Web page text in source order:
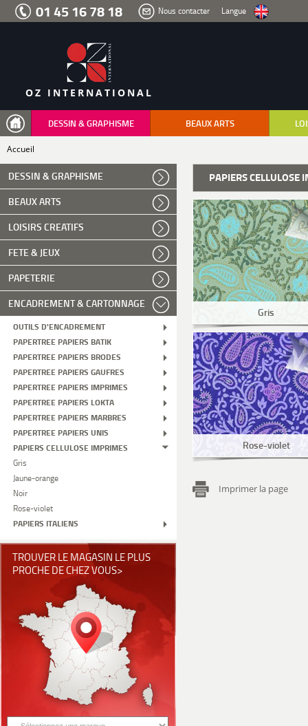
Aller
menu
recherche
01 45 16 78 18 Nous contacter Langue
OZ INTERNATIONAL
DESSIN & GRAPHISME BEAUX ARTS
Accueil
DESSIN & GRAPHISME
BEAUX ARTS
LOISIRS CREATIFS
FETE & JEUX
PAPETERIE
ENCADREMENT & CARTONNAGE
OUTILS D'ENCADREMENT
PAPERTREE PAPIERS BATIK
PAPERTREE PAPIERS BRODES
PAPERTREE PAPIERS GAUFRES
PAPERTREE PAPIERS IMPRIMES
PAPERTREE PAPIERS LOKTA
PAPERTREE PAPIERS MARBRES
PAPERTREE PAPIERS UNIS
PAPIERS CELLULOSE IMPRIMES
Gris
Jaune-orange
Noir
Rose-violet
PAPIERS ITALIENS
TROUVER LE MAGASIN LE PLUS
PROCHE DE CHEZ VOUS>
PAPIERS CELLULOSE
Gris
Rose-violet
Imprimer la page